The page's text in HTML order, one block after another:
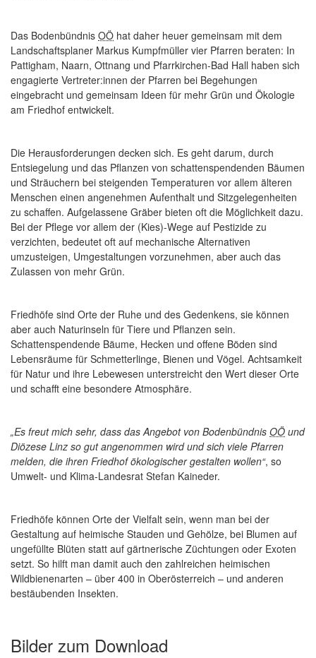
Das Bodenbündnis OÖ hat daher heuer gemeinsam mit dem
Landschaftsplaner Markus Kumpfmüller vier Pfarren beraten: In
Pattigham, Naarn, Ottnang und Pfarrkirchen-Bad Hall haben sich
engagierte Vertreter:innen der Pfarren bei Begehungen
eingebracht und gemeinsam Ideen für mehr Grün und Ökologie
am Friedhof entwickelt.
Die Herausforderungen decken sich. Es geht darum, durch
Entsiegelung und das Pflanzen von schattenspendenden Bäumen
und Sträuchern bei steigenden Temperaturen vor allem älteren
Menschen einen angenehmen Aufenthalt und Sitzgelegenheiten
zu schaffen. Aufgelassene Gräber bieten oft die Möglichkeit dazu.
Bei der Pflege vor allem der (Kies)-Wege auf Pestizide zu
verzichten, bedeutet oft auf mechanische Alternativen
umzusteigen, Umgestaltungen vorzunehmen, aber auch das
Zulassen von mehr Grün.
Friedhöfe sind Orte der Ruhe und des Gedenkens, sie können
aber auch Naturinseln für Tiere und Pflanzen sein.
Schattenspendende Bäume, Hecken und offene Böden sind
Lebensräume für Schmetterlinge, Bienen und Vögel. Achtsamkeit
für Natur und ihre Lebewesen unterstreicht den Wert dieser Orte
und schafft eine besondere Atmosphäre.
„Es freut mich sehr, dass das Angebot von Bodenbündnis OÖ und
Diözese Linz so gut angenommen wird und sich viele Pfarren
melden, die ihren Friedhof ökologischer gestalten wollen“, so
Umwelt- und Klima-Landesrat Stefan Kaineder.
Friedhöfe können Orte der Vielfalt sein, wenn man bei der
Gestaltung auf heimische Stauden und Gehölze, bei Blumen auf
ungefüllte Blüten statt auf gärtnerische Züchtungen oder Exoten
setzt. So hilft man damit auch den zahlreichen heimischen
Wildbienenarten – über 400 in Oberösterreich – und anderen
bestäubenden Insekten.
Bilder zum Download